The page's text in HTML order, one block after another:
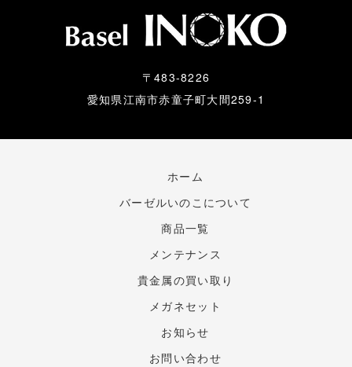
〒483-8226
愛知県江南市赤童子町大間259-1
ホーム
バーゼルいのこについて
商品一覧
メンテナンス
貴金属の買い取り
メガネセット
お知らせ
お問い合わせ